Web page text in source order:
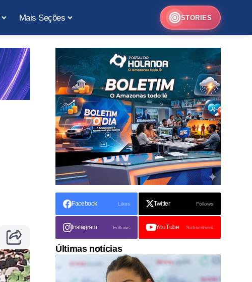
Mais Seções STORIES
Facebook Likes Twitter Follows
Instagram Follows YouTube Subscribers
Últimas notícias